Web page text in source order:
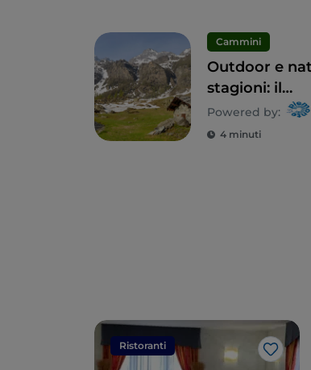
Cammini
Outdoor e
stagioni: il
Piemonte è
l’esperienza
Powered by:
4 minuti
Ristoranti
Like